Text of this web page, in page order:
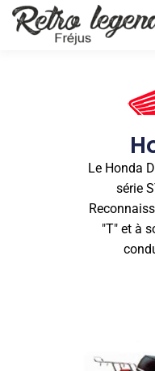
Le Honda
série
"T" et à